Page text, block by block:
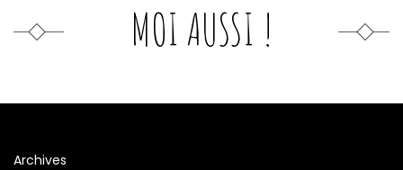
MOI AUSSI !
Archives